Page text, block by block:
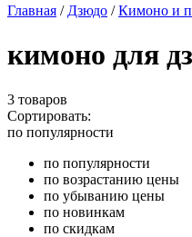
Главная / Дзюдо /Кимоно и
кимоно для
3 товаров
Сортировать:
по популярности
по популярности
по возрастанию цены
по убыванию цены
по новинкам
по скидкам